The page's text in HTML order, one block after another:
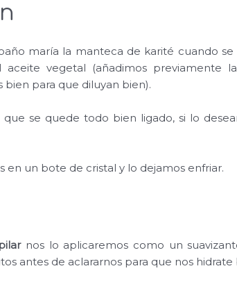
maría la manteca de karité cuando
aceite vegetal (añadimos previamente
para que diluyan bien).
que se quede todo bien ligado, si lo
en un bote de cristal y lo dejamos enfriar.
nos lo aplicaremos como un
antes de aclararnos para que nos